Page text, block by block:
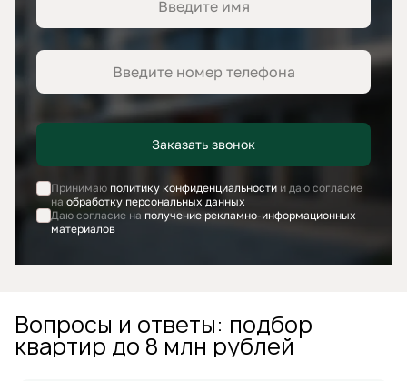
Заказать звонок
Принимаю политику конфиденциальностии даю согласие
на обработку персональных данных
Даю согласие на получение рекламно-информационных
материалов
Вопросы и ответы: подбор
квартир до 8 млн рублей